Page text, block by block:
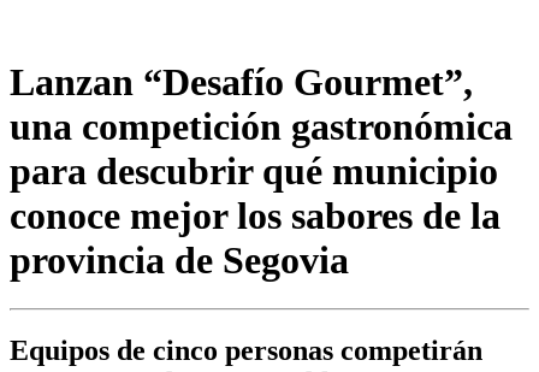
Lanzan “Desafío Gourmet”,
una competición gastronómica
para descubrir qué municipio
conoce mejor los sabores de la
provincia de Segovia
Equipos de cinco personas competirán